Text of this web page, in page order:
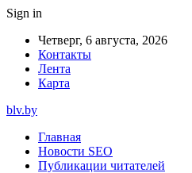
Sign in
Четверг, 6 августа, 2026
Контакты
Лента
Карта
blv.by
Главная
Новости SEO
Публикации читателей